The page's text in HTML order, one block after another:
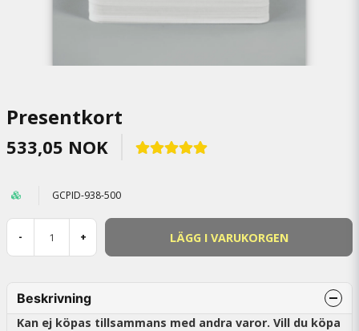
Presentkort
533,05 NOK
GCPID-938-500
- + LÄGG I VARUKORGEN
Beskrivning
Kan ej köpas tillsammans med andra varor. Vill du köpa